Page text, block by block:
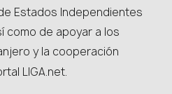
Estados Independientes
como de apoyar a los
y la cooperación
LIGA.net.